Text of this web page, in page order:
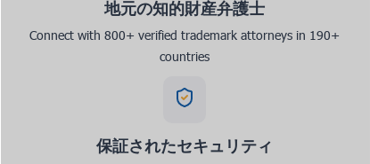
地元の知的財産弁護士
Connect with 800+ verified trademark attorneys in 190+
countries
保証されたセキュリティ